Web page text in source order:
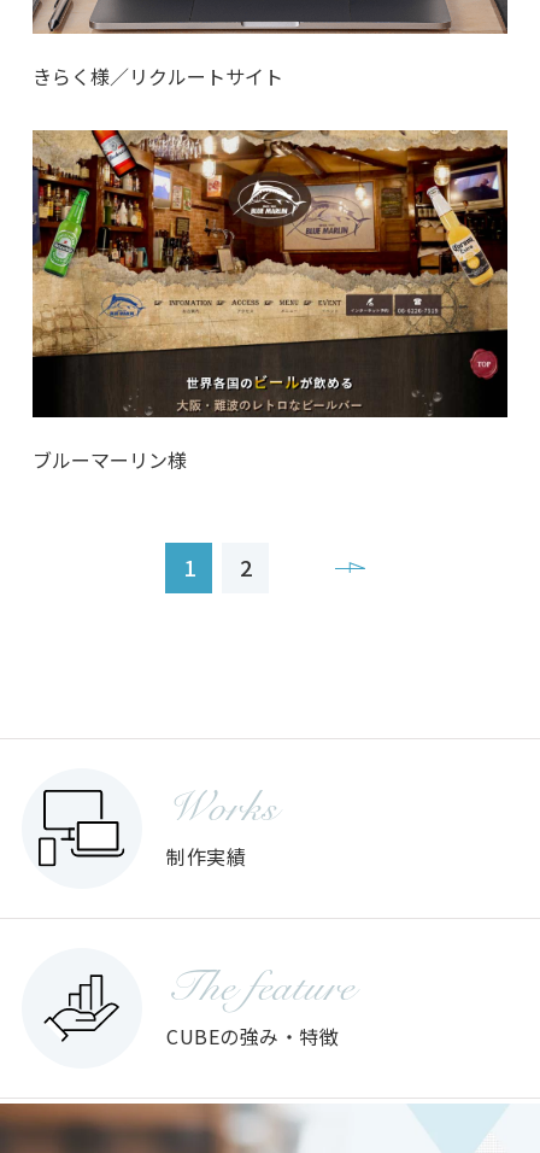
きらく様／リクルートサイト
ブルーマーリン様
1 2
Works
制作実績
The feature
CUBEの強み・特徴